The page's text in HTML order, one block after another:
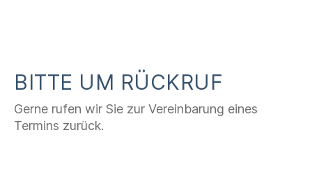
BITTE UM RÜCKRUF
Gerne rufen wir Sie zur Vereinbarung eines
Termins zurück.